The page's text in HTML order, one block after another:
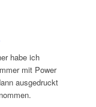
habe ich
mit Power
ausgedruckt